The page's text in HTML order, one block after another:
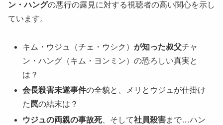
ン・ハングの悪行の露見に対する視聴者の高い関心を示し
ています。
キム・ウジュ（チェ・ウシク）が知った叔父チャ
ン・ハング（キム・ヨンミン）の恐ろしい真実と
は？
会長殺害未遂事件の全貌と、メリとウジュが仕掛け
た罠の結末は？
ウジュの両親の事故死、そして社員殺害まで…ハン